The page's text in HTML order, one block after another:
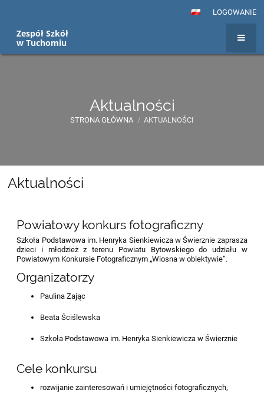
LOGOWANIE
Zespół Szkół
w Tuchomiu
Aktualności
STRONA GŁÓWNA / AKTUALNOŚCI
Aktualności
Aktualności
Powiatowy konkurs fotograficzny
Szkoła Podstawowa im. Henryka Sienkiewicza w Świerznie zaprasza
dzieci i młodzież z terenu Powiatu Bytowskiego do udziału w
Powiatowym Konkursie Fotograficznym „Wiosna w obiektywie”.
Organizatorzy
Paulina Zając
Beata Ściślewska
Szkoła Podstawowa im. Henryka Sienkiewicza w Świerznie
Cele konkursu
rozwijanie zainteresowań i umiejętności fotograficznych,